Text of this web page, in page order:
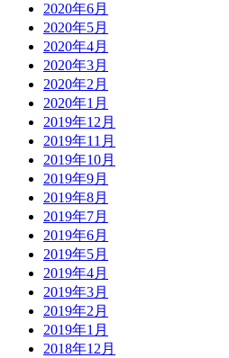
2020年6月
2020年5月
2020年4月
2020年3月
2020年2月
2020年1月
2019年12月
2019年11月
2019年10月
2019年9月
2019年8月
2019年7月
2019年6月
2019年5月
2019年4月
2019年3月
2019年2月
2019年1月
2018年12月